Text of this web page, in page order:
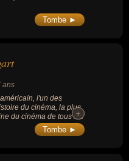
Tombe ►
ans
l'un des
du cinéma, la plus
du cinéma de tous les
du meilleur acteur
de l'African
+
+
Tombe ►